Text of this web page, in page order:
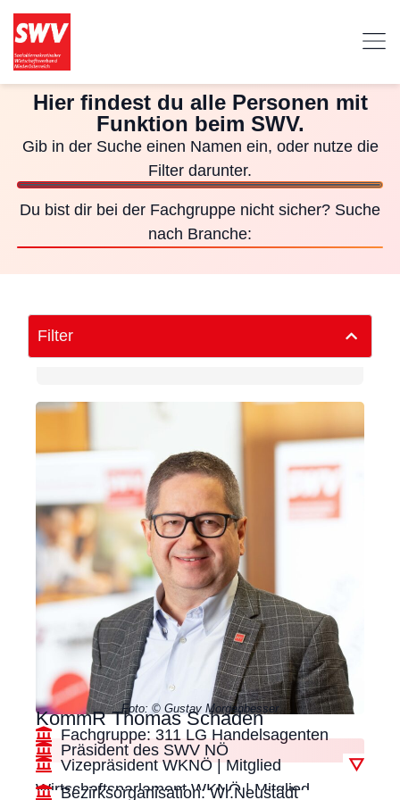
Hier findest du alle Personen mit
Funktion beim SWV.
Gib in der Suche einen Namen ein, oder nutze die
Filter darunter.
Du bist dir bei der Fachgruppe nicht sicher? Suche
nach Branche:
Filter
Foto: © Gustav Morgenbesser
KommR Thomas Schaden
Fachgruppe: 311 LG Handelsagenten
Präsident des SWV NÖ
Vizepräsident WKNÖ | Mitglied
Wirtschaftsparlament WKNÖ | Mitglied
▽
Bezirksorganisation: Wr.Neustadt